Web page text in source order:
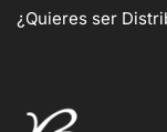
¿Quieres ser